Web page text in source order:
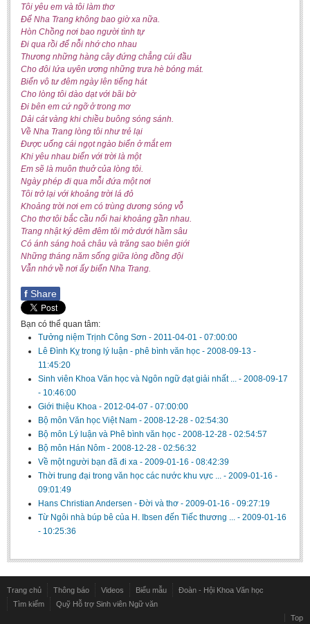
Undergraduate: Regular Degree
Undergraduate: Honor Degree
Postgraduate
LITERARY WRITINGS & TRANSLATING
RESEARCH
Sinology & Nom
Linguistics
Vietnamese Folk Culture
Literary Theory & Criticism
Vietnamese Literature
Foreign Literatures & Comparative Literature
Theater and Film
Education
BA, MA, PhD. Theses
CONFERENCE
Studies on Vietnamese and Korean Literature and Films
Modernization process in Japanese literature and in the literatures of
East-Asian region
Studies on Sinology & Nom
Vietnamese and Japanese Literature Viewed from an East Asian
Perspective
To Build a Standard Orthography in Schools and the Media
80 Years of New Poetry and the Self-Reliant Literary Group
Alumni Association
Scholarship Fund
STUDENT ACTIVITIES
Tôi yêu em và tôi làm thơ
Để Nha Trang không bao giờ xa nữa.
Hòn Chồng nơi bao người tình tự
Đi qua rồi để nỗi nhớ cho nhau
Thương những hàng cây đứng chẳng cúi đầu
Cho đôi lứa uyên ương những trưa hè bóng mát.
Biển vô tư đêm ngày lên tiếng hát
Cho lòng tôi dào dạt với bãi bờ
Đi bên em cứ ngỡ ở trong mơ
Dải cát vàng khi chiều buông sóng sánh.
Về Nha Trang lòng tôi như trẻ lại
Được uống cái ngọt ngào biển ở mắt em
Khi yêu nhau biển với trời là một
Em sẽ là muôn thuở của lòng tôi.
Ngày phép đi qua mỗi đứa một nơi
Tôi trở lại với khoảng trời lá đỏ
Khoảng trời nơi em có trùng dương sóng vỗ
Cho thơ tôi bắc cầu nối hai khoảng gần nhau.
Trang nhật ký đêm đêm tôi mở dưới hầm sâu
Có ánh sáng hoả châu và trăng sao biên giới
Những tháng năm sống giữa lòng đồng đội
Vẫn nhớ về nơi ấy biển Nha Trang.
f Share
Bạn có thể quan tâm:
Tưởng niệm Trịnh Công Sơn - 2011-04-01 - 07:00:00
Lê Đình Kỵ trong lý luận - phê bình văn học - 2008-09-13 -
11:45:20
Sinh viên Khoa Văn học và Ngôn ngữ đạt giải nhất ... - 2008-09-17
- 10:46:00
Giới thiệu Khoa - 2012-04-07 - 07:00:00
Bộ môn Văn học Việt Nam - 2008-12-28 - 02:54:30
Bộ môn Lý luận và Phê bình văn học - 2008-12-28 - 02:54:57
Bộ môn Hán Nôm - 2008-12-28 - 02:56:32
Về một người bạn đã đi xa - 2009-01-16 - 08:42:39
Thời trung đại trong văn học các nước khu vực ... - 2009-01-16 -
09:01:49
Hans Christian Andersen - Đời và thơ - 2009-01-16 - 09:27:19
Từ Ngôi nhà búp bê của H. Ibsen đến Tiếc thương ... - 2009-01-16
- 10:25:36
Trang chủ Thông báo Videos Biểu mẫu
Đoàn - Hội Khoa Văn học
Tìm kiếm
Quỹ Hỗ trợ Sinh viên Ngữ văn
Top